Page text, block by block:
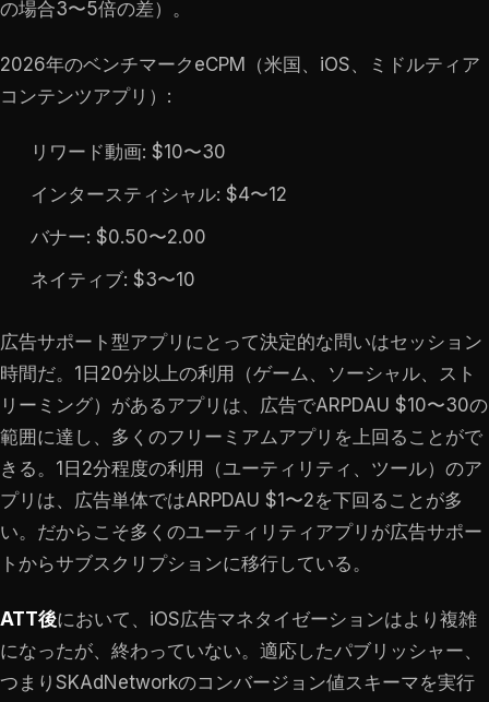
の場合3〜5倍の差）。
2026年のベンチマークeCPM（米国、iOS、ミドルティア
コンテンツアプリ）:
リワード動画: $10〜30
インタースティシャル: $4〜12
バナー: $0.50〜2.00
ネイティブ: $3〜10
広告サポート型アプリにとって決定的な問いはセッション
時間だ。1日20分以上の利用（ゲーム、ソーシャル、スト
リーミング）があるアプリは、広告でARPDAU $10〜30の
範囲に達し、多くのフリーミアムアプリを上回ることがで
きる。1日2分程度の利用（ユーティリティ、ツール）のア
プリは、広告単体ではARPDAU $1〜2を下回ることが多
い。だからこそ多くのユーティリティアプリが広告サポー
トからサブスクリプションに移行している。
ATT後において、iOS広告マネタイゼーションはより複雑
になったが、終わっていない。適応したパブリッシャー、
つまりSKAdNetworkのコンバージョン値スキーマを実行